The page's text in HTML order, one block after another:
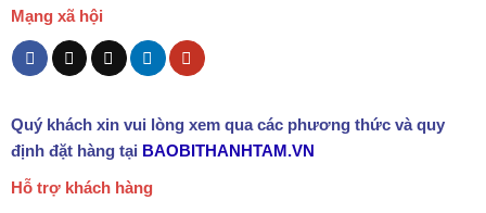
Mạng xã hội
Quý khách xin vui lòng xem qua các phương thức và quy
định đặt hàng tại BAOBITHANHTAM.VN
Hỗ trợ khách hàng